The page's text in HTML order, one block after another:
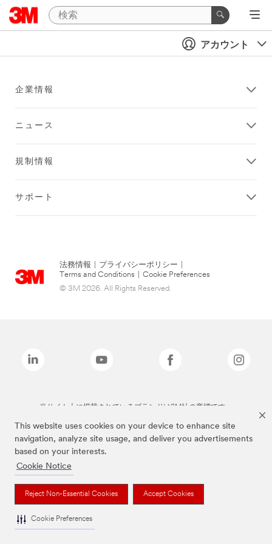
This website uses cookies on your device to enhance site
navigation, analyze site usage, and deliver you advertisements
based on your interests.
Cookie Notice
Reject Non-Essential Cookies Accept Cookies
Cookie Preferences
アカウント
企業情報
ニュース
規制情報
サポート
法務情報 プライバシーポリシー
Terms and Conditions
Cookie Preferences
© 3M 2026. All Rights Reserved.
当サイト上に掲載されているブランドは3M社の商標です。